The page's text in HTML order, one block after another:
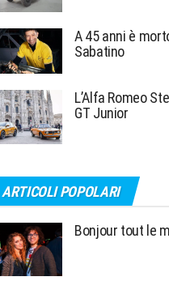
A 45 anni è
Sabatino
L’Alfa Romeo
GT Junior
ARTICOLI POPOLARI
Bonjour tout le